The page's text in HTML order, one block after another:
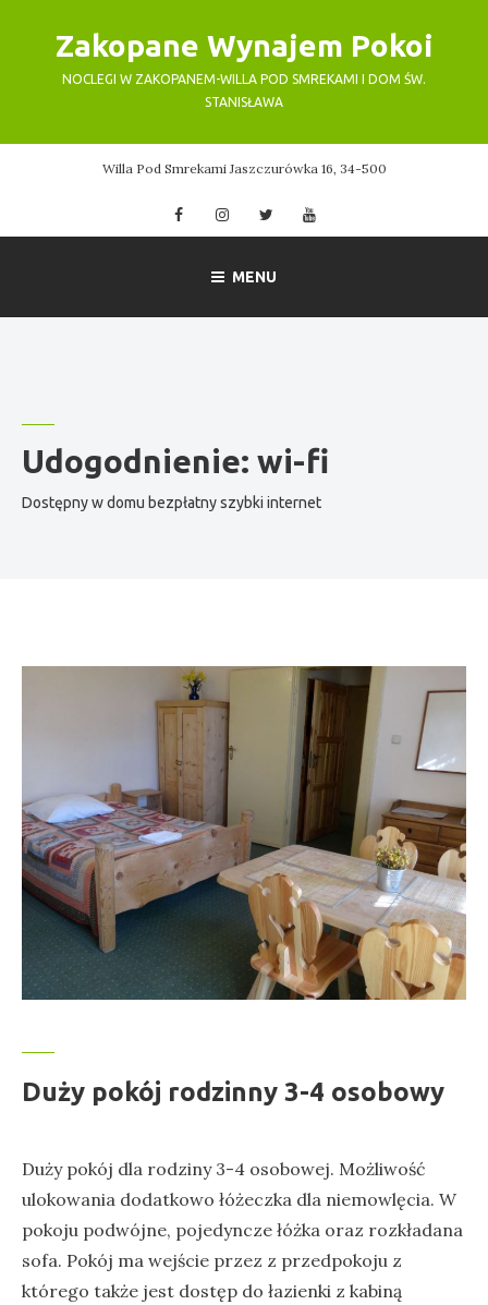
content
Zakopane Wynajem Pokoi
NOCLEGI W ZAKOPANEM-WILLA POD SMREKAMI I DOM ŚW.
STANISŁAWA
Willa Pod Smrekami Jaszczurówka 16, 34-500
FacebookInstagramTwitter
MENU
Udogodnienie: wi-fi
Dostępny w domu bezpłatny szybki internet
Duży pokój rodzinny 3-4 osobowy
Duży pokój dla rodziny 3-4 osobowej. Możliwość
ulokowania dodatkowo łóżeczka dla niemowlęcia. W
pokoju podwójne, pojedyncze łóżka oraz rozkładana
sofa. Pokój ma wejście przez z przedpokoju z
którego także jest dostęp do łazienki z kabiną